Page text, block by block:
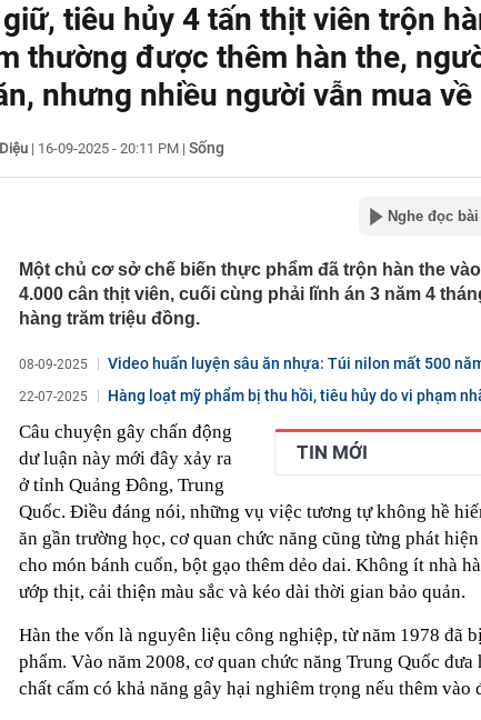
Trường
14:49
Dự án tòa tháp 88 tầng Khu đô thị Thủ Thiêm
Một danh sách đặc biệt sắp được Bộ Tài chính
định hình lại khối doanh nghiệp nhà nước
xuất cảnh của Cơ quan Thuế
Khoan thăm dò xuống lòng đất, phát hiện mỏ
14:40
Người phụ nữ đến ngân hàng rút 350 triệu sau
MXH, nhân viên lập tức báo công an
14:38
lịch nhóm: "Bỏ 40 tiếng lên lịch trình cho cả hội,
Nền kinh tế lớn nhất châu Âu đón tin buồn
14:35
AI đang biến mọi thứ thành hàng hóa, chỉ còn
đắt giá: Não bộ biết tập trung
14:34
Kiến nghị xem xét mức lương công chức xã
14:33
Bộ 'thúc' địa phương báo cáo tiến độ xây dựng
trước 8/8
14:33
Lưu ý quan trọng khi đăng nhập VneID
14:31
Chủ tịch Hiệp hội BĐS Việt Nam: Khi nguồn
đẩy lên cao... người dân, doanh nghiệp là
động lớn nhất
tiêu hủy 4 tấn thịt viên trộn
thường được thêm hàn the,
nhưng nhiều người vẫn mua
| 16-09-2025 - 20:11 PM | Sống
Nghe đọc bài
Một chủ cơ sở chế biến thực phẩm đã trộn hàn the
4.000 cân thịt viên, cuối cùng phải lĩnh án 3 năm 4
hàng trăm triệu đồng.
08-09-2025 Video huấn luyện sâu ăn nhựa: Túi nilon mất 500
22-07-2025 Hàng loạt mỹ phẩm bị thu hồi, tiêu hủy do vi phạm
TIN MỚI
Câu chuyện gây chấn động
dư luận này mới đây xảy ra
ở tỉnh Quảng Đông, Trung
Quốc. Điều đáng nói, những vụ việc tương tự không hề
ăn gần trường học, cơ quan chức năng cũng từng phát
cho món bánh cuốn, bột gạo thêm dẻo dai. Không ít nhà
ướp thịt, cải thiện màu sắc và kéo dài thời gian bảo quản.
Hàn the vốn là nguyên liệu công nghiệp, từ năm 1978 đã
phẩm. Vào năm 2008, cơ quan chức năng Trung Quốc đưa
chất cấm có khả năng gây hại nghiêm trọng nếu thêm vào